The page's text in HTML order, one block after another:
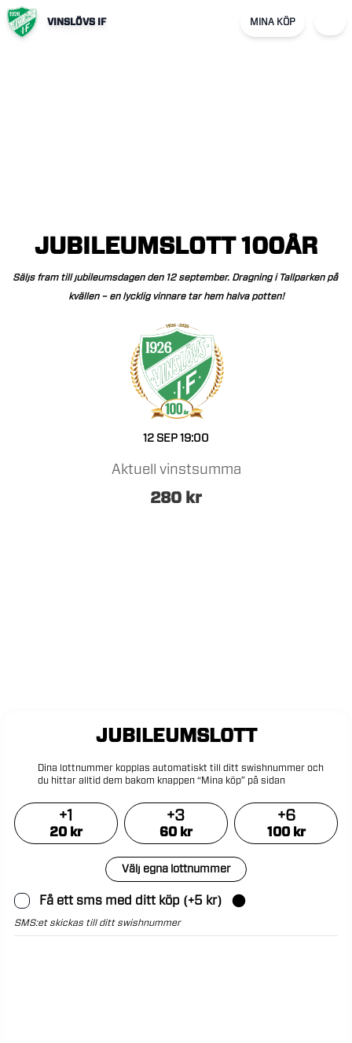
VINSLÖVS IF MINA KÖP
JUBILEUMSLOTT 100ÅR
Säljs fram till jubileumsdagen den 12 september. Dragning i Tallparken på
kvällen – en lycklig vinnare tar hem halva potten!
12 SEP 19:00
Aktuell vinstsumma
280 kr
JUBILEUMSLOTT
Dina lottnummer kopplas automatiskt till ditt swishnummer och
du hittar alltid dem bakom knappen “Mina köp” på sidan
+1
20kr
+3
60kr
+6
100kr
Välj egna lottnummer
Få ett sms med ditt köp(+5 kr)
SMS:et skickas till ditt swishnummer